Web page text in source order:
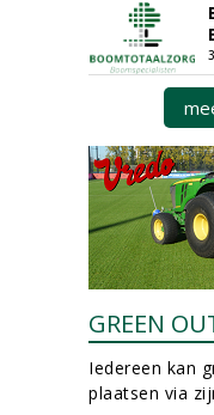
GREEN
Iedereen kan
plaatsen via